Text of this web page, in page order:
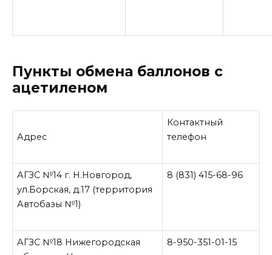
Пункты обмена баллонов с
ацетиленом
Адрес
Контактный
телефон
АГЗС №14 г. Н.Новгород,
ул.Борская, д.17 (территория
Автобазы №1)
8 (831) 415-68-96
АГЗС №18 Нижегородская
8-950-351-01-15